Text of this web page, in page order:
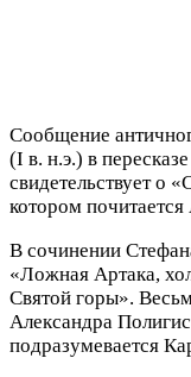
Сообщение
(I в. н.э.) в
свидетельствует о
котором
В сочинении
«Ложная Артака,
Святой горы».
Александра
подразумевается